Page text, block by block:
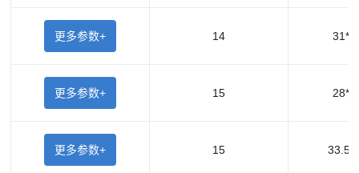
更多参数+ 14
更多参数+ 15
更多参数+ 15